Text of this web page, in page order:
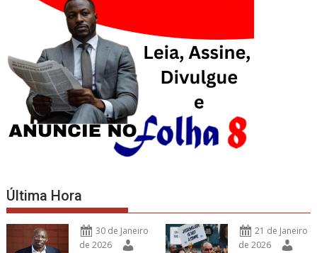
Última Hora
30 de Janeiro
de 2026
21 de Janeiro
de 2026